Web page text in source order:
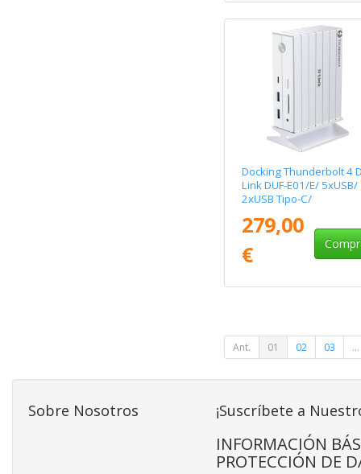
Docking Thunderbolt 4
Link DUF-E01/E/ 5xUSB/
2xUSB Tipo-C/
1xDisplayPort/ 1xHDMI
1xRJ45/ 1xJack 3.5/
1xLector de Tarjetas/
Blanco
279,00
€
Ant. 01 02 03 ...
Sobre Nosotros ¡Suscríbete a
INFORMACIÓN
PROTECCIÓN DE